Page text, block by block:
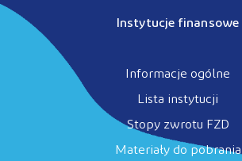
Instytucje finansowe
Informacje ogólne
Lista instytucji
Stopy zwrotu FZD
Materiały do pobrania